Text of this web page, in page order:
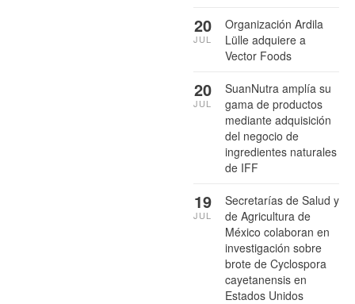
Organización Ardila
Lülle adquiere a
Vector Foods
20
JUL
SuanNutra amplía su
gama de productos
mediante adquisición
del negocio de
ingredientes naturales
de IFF
20
JUL
Secretarías de Salud y
de Agricultura de
México colaboran en
investigación sobre
brote de Cyclospora
cayetanensis en
Estados Unidos
19
JUL